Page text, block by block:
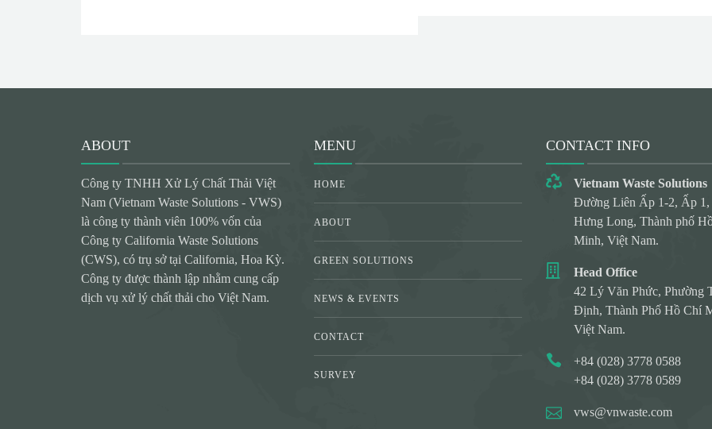
ABOUT
Công ty TNHH Xử Lý Chất Thải Việt
Nam (Vietnam Waste Solutions - VWS)
là công ty thành viên 100% vốn của
Công ty California Waste Solutions
(CWS), có trụ sở tại California, Hoa Kỳ.
Công ty được thành lập nhằm cung cấp
dịch vụ xử lý chất thải cho Việt Nam.
MENU
HOME
ABOUT
GREEN SOLUTIONS
NEWS & EVENTS
CONTACT
SURVEY
CONTACT INFO
Vietnam Waste Solutions
Đường Liên Ấp 1-2, Ấp 1,
Hưng Long, Thành phố
Minh, Việt Nam.
Head Office
42 Lý Văn Phức, Phường
Định, Thành Phố Hồ Chí
Việt Nam.
+84 (028) 3778 0588
+84 (028) 3778 0589
vws@vnwaste.com